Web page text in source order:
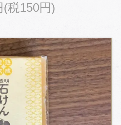
(税150円)